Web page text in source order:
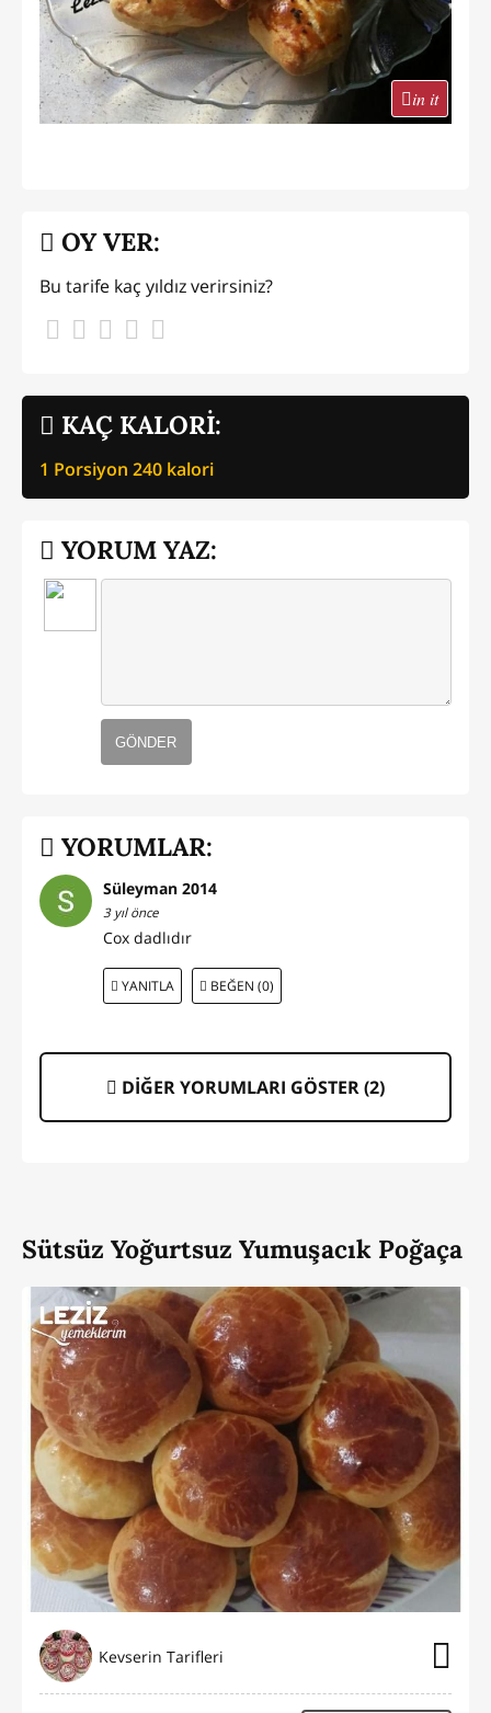
in it
KAÇ KALORİ:
1 Porsiyon 240 kalori
OY VER:
Bu tarife kaç yıldız verirsiniz?
YORUM YAZ:
GÖNDER
YORUMLAR:
Süleyman 2014
3 yıl önce
Cox dadlıdır
YANITLA BEĞEN (0)
DİĞER YORUMLARI GÖSTER (2)
Sütsüz Yoğurtsuz Yumuşacık Poğaça
Kevserin Tarifleri